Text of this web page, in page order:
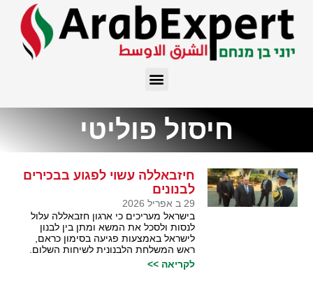
חיסול פוליטי
חיזבאללה עשוי לפגוע בבכירים
לבנונים
29 ב אפריל 2026
בישראל מעריכים כי ארגון חזבאללה עלול
לנסות ולסכל את המשא ומתן בין לבנון
לישראל באמצעות פגיעה בסימון כראם,
ראש המשלחת הלבנונית לשיחות השלום.
לקריאה >>